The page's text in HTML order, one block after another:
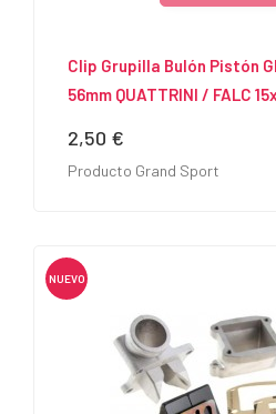
Clip Grupilla Bulón Pistón
56mm QUATTRINI / FALC
Precio
2,50 €
Producto Grand Sport
NUEVO